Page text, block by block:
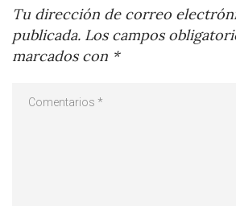
Tu dirección de correo
publicada. Los campos
marcados con *